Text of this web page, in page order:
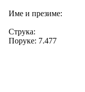
Име и презиме:
Струка:
Поруке: 7.477